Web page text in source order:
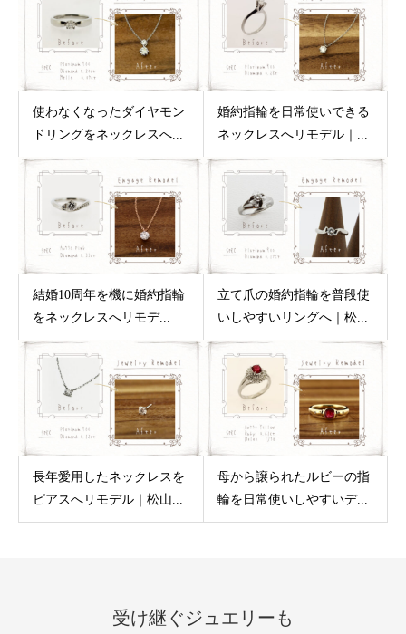
使わなくなったダイヤモン
ドリングをネックレスへ...
婚約指輪を日常使いできる
ネックレスへリモデル｜...
結婚10周年を機に婚約指輪
をネックレスへリモデ...
立て爪の婚約指輪を普段使
いしやすいリングへ｜松...
長年愛用したネックレスを
ピアスへリモデル｜松山...
母から譲られたルビーの指
輪を日常使いしやすいデ...
受け継ぐジュエリーも